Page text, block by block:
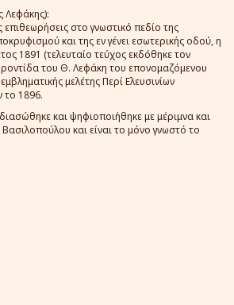
Λεφάκης):
στο γνωστικό πεδίο της
και της εν γένει εσωτερικής οδού, η
1891 (τελευταίο τεύχος εκδόθηκε τον
του Θ. Λεφάκη του επονομαζόμενου
μελέτης Περί Ελευσινίων
το 1896.
και ψηφιοποιήθηκε με μέριμνα και
και είναι το μόνο γνωστό το